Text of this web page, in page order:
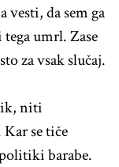
da sem ga
umrl. Zase
za vsak slučaj.
niti
se tiče
barabe.